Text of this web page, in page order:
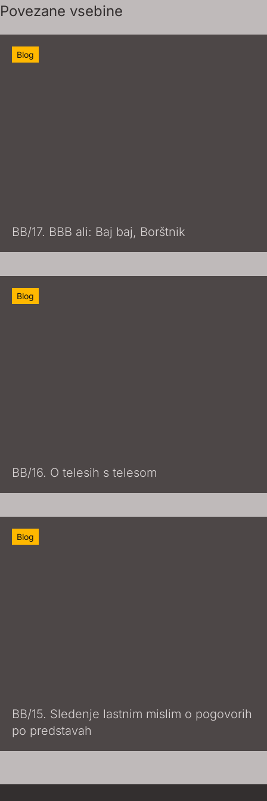
Povezane vsebine
Blog
BB/17. BBB ali: Baj baj, Borštnik
Blog
BB/16. O telesih s telesom
Blog
BB/15. Sledenje lastnim mislim o pogovorih
po predstavah